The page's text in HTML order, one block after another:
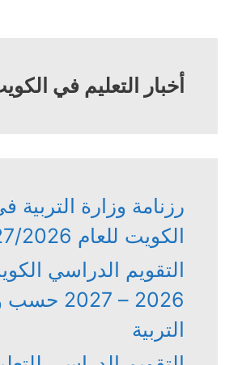
أخبار التعليم في
رزنامة وزارة التربية
الكويت للعام 2027/2026
التقويم الدراسي
2026 –
التربية